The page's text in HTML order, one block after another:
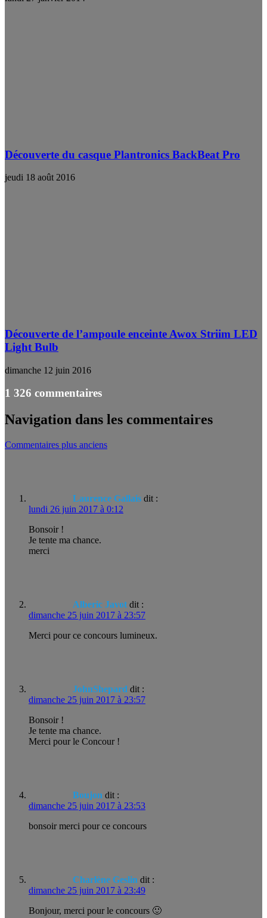
Découverte du casque Plantronics BackBeat Pro
jeudi 18 août 2016
Découverte de l’ampoule enceinte Awox Striim LED
Light Bulb
dimanche 12 juin 2016
1 326 commentaires
Navigation dans les commentaires
Commentaires plus anciens
Laurence Gallais dit :
lundi 26 juin 2017 à 0:12
Bonsoir !
Je tente ma chance.
merci
Alberic Javot dit :
dimanche 25 juin 2017 à 23:57
Merci pour ce concours lumineux.
JohnShepard dit :
dimanche 25 juin 2017 à 23:57
Bonsoir !
Je tente ma chance.
Merci pour le Concour !
Boujon dit :
dimanche 25 juin 2017 à 23:53
bonsoir merci pour ce concours
Charlène Geslin dit :
dimanche 25 juin 2017 à 23:49
Bonjour, merci pour le concours 🙂